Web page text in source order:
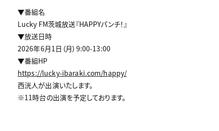
▼番組名
Lucky FM茨城放送『HAPPYパンチ！』
▼放送日時
2026年6月1日（月）9:00-13:00
▼番組HP
https://lucky-ibaraki.com/happy/
西洸人が出演いたします。
※11時台の出演を予定しております。